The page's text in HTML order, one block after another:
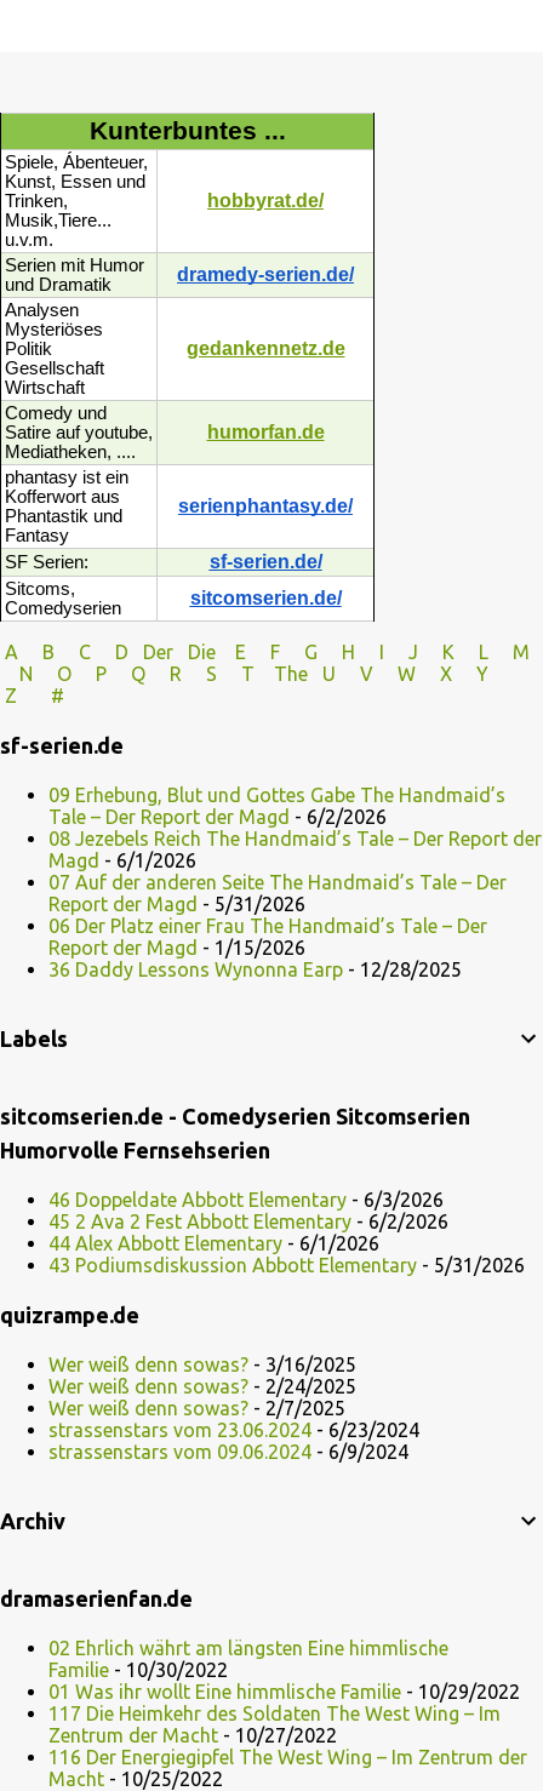
Kunterbuntes ...
Spiele, Ábenteuer,
Kunst, Essen und
Trinken,
Musik,Tiere...
u.v.m.
hobbyrat.de/
Serien mit Humor
und Dramatik
dramedy-serien.de/
Analysen
Mysteriöses
Politik
Gesellschaft
Wirtschaft
gedankennetz.de
Comedy und
Satire auf youtube,
Mediatheken, ....
humorfan.de
phantasy ist ein
Kofferwort aus
Phantastik und
Fantasy
serienphantasy.de/
SF Serien: sf-serien.de/
Sitcoms,
Comedyserien
sitcomserien.de/
A B C D Der Die E F G H I J K L
M
N
O P Q R S T The U V
W X Y
Z
#
sf-serien.de
09 Erhebung, Blut und Gottes Gabe The Handmaid’s
Tale – Der Report der Magd - 6/2/2026
08 Jezebels Reich The Handmaid’s Tale – Der Report der
Magd - 6/1/2026
07 Auf der anderen Seite The Handmaid’s Tale – Der
Report der Magd - 5/31/2026
06 Der Platz einer Frau The Handmaid’s Tale – Der
Report der Magd - 1/15/2026
36 Daddy Lessons Wynonna Earp - 12/28/2025
Labels
sitcomserien.de - Comedyserien Sitcomserien
Humorvolle Fernsehserien
46 Doppeldate Abbott Elementary - 6/3/2026
45 2 Ava 2 Fest Abbott Elementary - 6/2/2026
44 Alex Abbott Elementary - 6/1/2026
43 Podiumsdiskussion Abbott Elementary - 5/31/2026
quizrampe.de
Wer weiß denn sowas? - 3/16/2025
Wer weiß denn sowas? - 2/24/2025
Wer weiß denn sowas? - 2/7/2025
strassenstars vom 23.06.2024 - 6/23/2024
strassenstars vom 09.06.2024 - 6/9/2024
Archiv
dramaserienfan.de
02 Ehrlich währt am längsten Eine himmlische
Familie - 10/30/2022
01 Was ihr wollt Eine himmlische Familie - 10/29/2022
117 Die Heimkehr des Soldaten The West Wing – Im
Zentrum der Macht - 10/27/2022
116 Der Energiegipfel The West Wing – Im Zentrum der
Macht - 10/25/2022